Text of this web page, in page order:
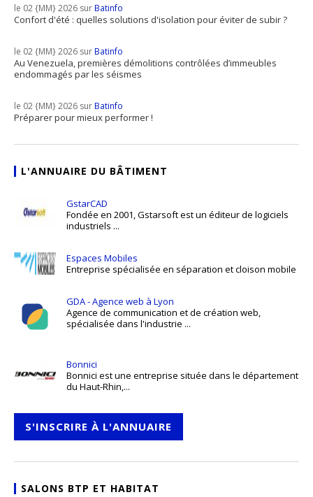
le 02 {MM} 2026 surBatinfo
Confort d'été : quelles solutions d'isolation pour éviter de subir ?
le 02 {MM} 2026 surBatinfo
Au Venezuela, premières démolitions contrôlées d’immeubles
endommagés par les séismes
le 02 {MM} 2026 surBatinfo
Préparer pour mieux performer !
L'ANNUAIRE DU BÂTIMENT
GstarCAD
Fondée en 2001, Gstarsoft est un éditeur de logiciels
industriels ...
Espaces Mobiles
Entreprise spécialisée en séparation et cloison mobile
GDA - Agence web à Lyon
Agence de communication et de création web,
spécialisée dans l'industrie ...
Bonnici
Bonnici est une entreprise située dans le département
du Haut-Rhin,...
S'INSCRIRE À L'ANNUAIRE
SALONS BTP ET HABITAT